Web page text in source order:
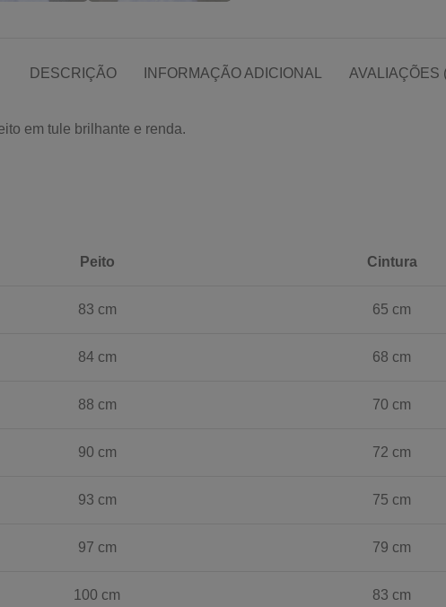
DESCRIÇÃO INFORMAÇÃO ADICIONAL AVALIAÇÕES
em tule brilhante e renda.
Peito Cintura
83 cm 65 cm
84 cm 68 cm
88 cm 70 cm
90 cm 72 cm
93 cm 75 cm
97 cm 79 cm
100 cm 83 cm